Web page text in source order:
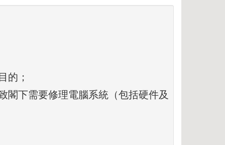
的；
閣下需要修理電腦系統（包括硬件及